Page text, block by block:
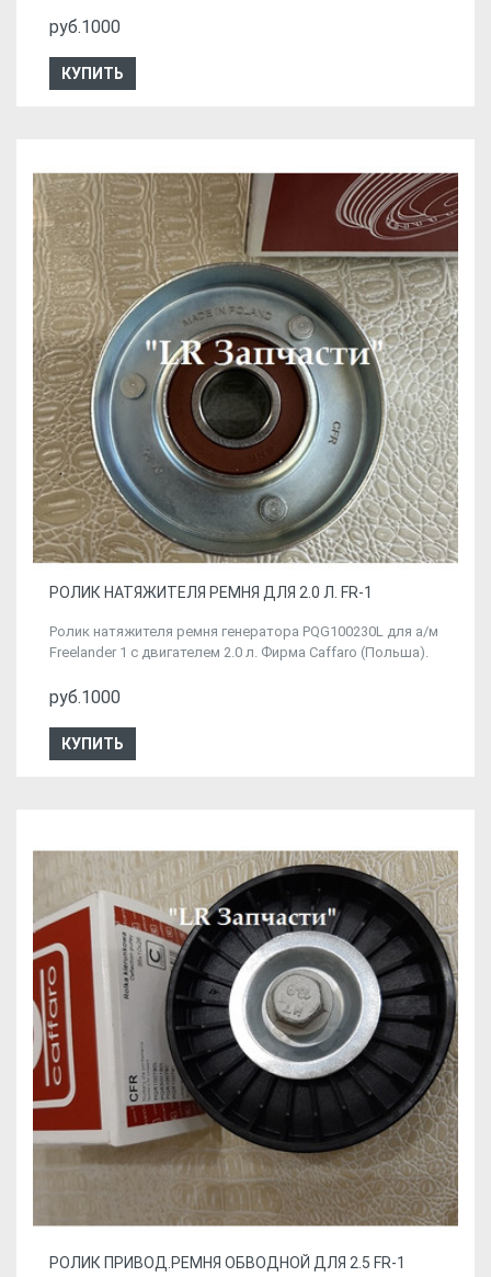
руб.1000
КУПИТЬ
РОЛИК НАТЯЖИТЕЛЯ РЕМНЯ ДЛЯ 2.0 Л. FR-1
Ролик натяжителя ремня генератора PQG100230L для а/м
Freelander 1 c двигателем 2.0 л. Фирма Caffaro (Польша).
руб.1000
КУПИТЬ
РОЛИК ПРИВОД.РЕМНЯ ОБВОДНОЙ ДЛЯ 2.5 FR-1